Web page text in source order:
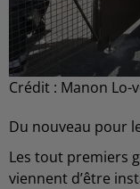
Crédit : Manon Lo-
Du nouveau pour
Les tout premiers
viennent d’être